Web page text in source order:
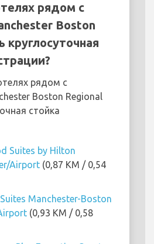
рядом с
Boston
круглосуточная
рядом с
Boston Regional
стойка
Suites by Hilton
Airport (0,87 KM / 0,54
Manchester-Boston
(0,93 KM / 0,58